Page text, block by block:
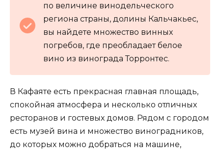
по величине винодельческого
региона страны, долины Кальчакьес,
вы найдете множество винных
погребов, где преобладает белое
вино из винограда Торронтес.
В Кафаяте есть прекрасная главная площадь,
спокойная атмосфера и несколько отличных
ресторанов и гостевых домов. Рядом с городом
есть музей вина и множество виноградников,
до которых можно добраться на машине,